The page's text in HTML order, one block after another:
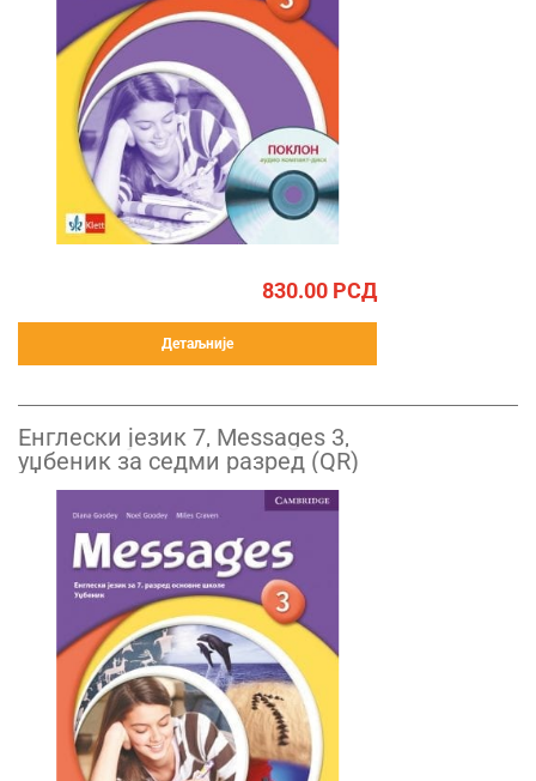
830.00 РСД
Детаљније
Енглески језик 7, Messages 3,
уџбеник за седми разред (QR)